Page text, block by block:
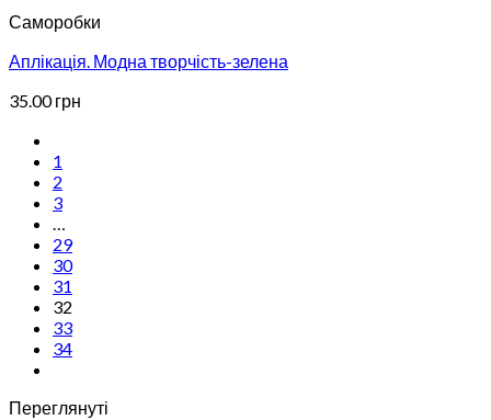
Саморобки
Аплікація. Модна творчість-зелена
35.00грн
1
2
3
…
29
30
31
32
33
34
Переглянуті